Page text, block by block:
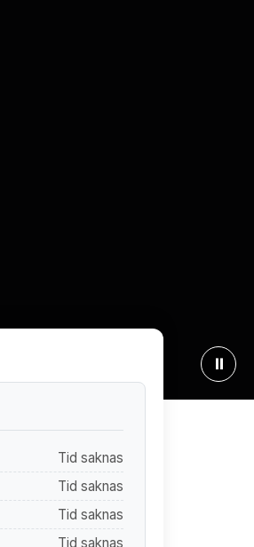
⏸
Tid saknas
Tid saknas
Tid saknas
Tid saknas